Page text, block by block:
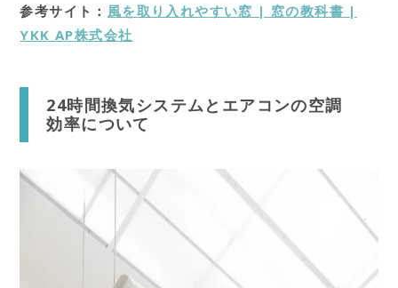
参考サイト： 風を取り入れやすい窓 | 窓の教科書 |
YKK AP株式会社
24時間換気システムとエアコンの空調
効率について